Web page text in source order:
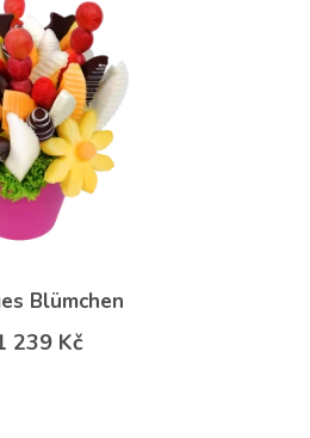
Blümchen
239 Kč